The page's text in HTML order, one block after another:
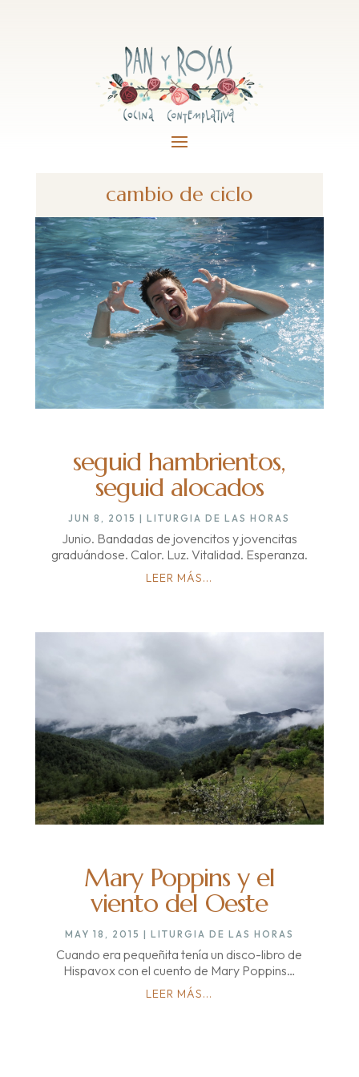
cambio de ciclo
seguid hambrientos,
seguid alocados
JUN 8, 2015 |LITURGIA DE LAS HORAS
Junio. Bandadas de jovencitos y jovencitas
graduándose. Calor. Luz. Vitalidad. Esperanza.
LEER MÁS...
Mary Poppins y el
viento del Oeste
MAY 18, 2015 | LITURGIA DE LAS HORAS
Cuando era pequeñita tenía un disco-libro de
Hispavox con el cuento de Mary Poppins…
LEER MÁS...